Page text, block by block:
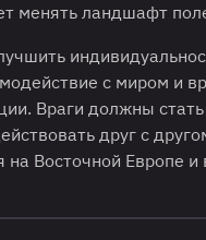
менять ландшафт
с миром и
Враги должны
друг с
на Восточной Европе